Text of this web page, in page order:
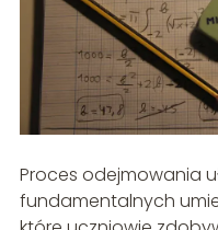
Proces odejmowania
fundamentalnych